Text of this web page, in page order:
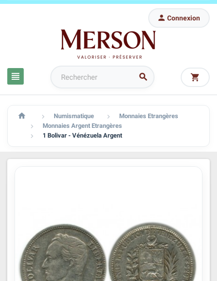
 
 Connexion

  Numismatique  Monnaies Etrangères
 Monnaies Argent Etrangères
 1 Bolivar - Vénézuela Argent